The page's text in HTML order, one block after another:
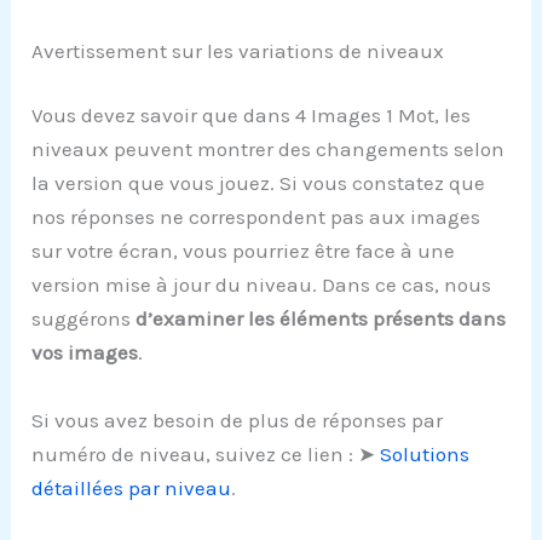
Avertissement sur les variations de niveaux
Vous devez savoir que dans 4 Images 1 Mot, les
niveaux peuvent montrer des changements selon
la version que vous jouez. Si vous constatez que
nos réponses ne correspondent pas aux images
sur votre écran, vous pourriez être face à une
version mise à jour du niveau. Dans ce cas, nous
suggéronsd’examiner les éléments présents dans
vos images.
Si vous avez besoin de plus de réponses par
numéro de niveau, suivez ce lien : ➤Solutions
détaillées par niveau.